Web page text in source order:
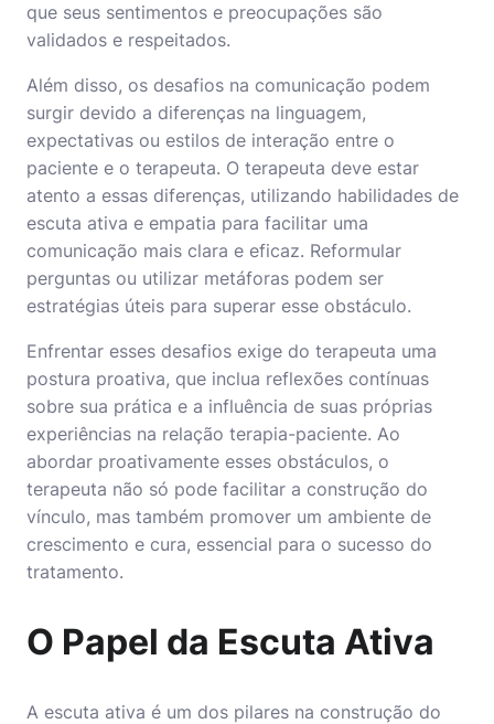
que seus sentimentos e preocupações são
validados e respeitados.
Além disso, os desafios na comunicação podem
surgir devido a diferenças na linguagem,
expectativas ou estilos de interação entre o
paciente e o terapeuta. O terapeuta deve estar
atento a essas diferenças, utilizando habilidades de
escuta ativa e empatia para facilitar uma
comunicação mais clara e eficaz. Reformular
perguntas ou utilizar metáforas podem ser
estratégias úteis para superar esse obstáculo.
Enfrentar esses desafios exige do terapeuta uma
postura proativa, que inclua reflexões contínuas
sobre sua prática e a influência de suas próprias
experiências na relação terapia-paciente. Ao
abordar proativamente esses obstáculos, o
terapeuta não só pode facilitar a construção do
vínculo, mas também promover um ambiente de
crescimento e cura, essencial para o sucesso do
tratamento.
O Papel da Escuta Ativa
A escuta ativa é um dos pilares na construção do